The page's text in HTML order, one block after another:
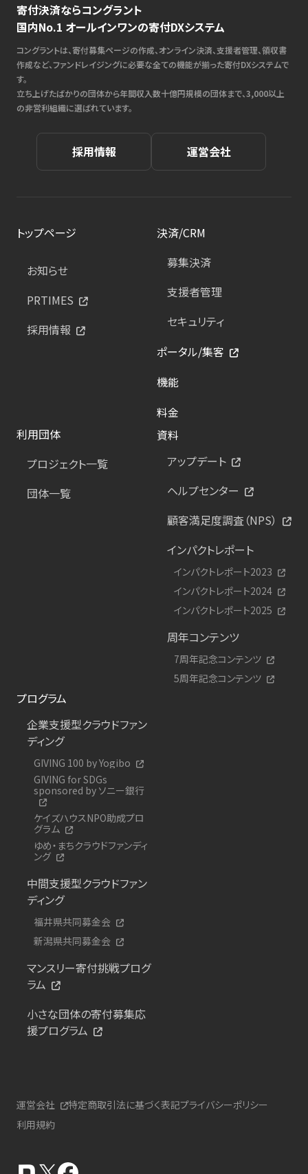
寄付決済ならコングラント
国内No.1 オールインワンの寄付DXシステム
コングラントは、寄付募集ページの作成、オンライン決済、支援者管理、領収書
作成など、ファンドレイジングに必要な全ての機能が揃った寄付DXシステムで
す。
立ち上げたばかりの団体から年間収入数十億円規模の団体まで、3,000以上
の非営利組織に選ばれています。
採用情報 運営会社
トップページ
お知らせ
PRTIMES
採用情報
決済/CRM
募集決済
支援者管理
セキュリティ
ポータル/集客
機能
料金
利用団体
プロジェクト一覧
団体一覧
資料
アップデート
ヘルプセンター
顧客満足度調査（NPS）
インパクトレポート
インパクトレポート2023
インパクトレポート2024
インパクトレポート2025
周年コンテンツ
7周年記念コンテンツ
5周年記念コンテンツ
プログラム
企業支援型クラウドファン
ディング
GIVING 100 by Yogibo
GIVING for SDGs
sponsored by ソニー銀行
ケイズハウスNPO助成プロ
グラム
ゆめ・まちクラウドファンディ
ング
中間支援型クラウドファン
ディング
福井県共同募金会
新潟県共同募金会
マンスリー寄付挑戦プログ
ラム
小さな団体の寄付募集応
援プログラム
運営会社 特定商取引法に基づく表記プライバシーポリシー
利用規約